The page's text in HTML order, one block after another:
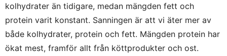
kolhydrater än tidigare, medan mängden fett och
protein varit konstant. Sanningen är att vi äter mer av
både kolhydrater, protein och fett. Mängden protein har
ökat mest, framför allt från köttprodukter och ost.